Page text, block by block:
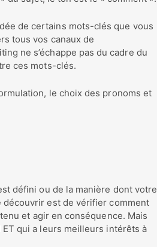
de certains mots-clés que vous
tous vos canaux de
ne s’échappe pas du cadre du
ces mots-clés.
le choix des pronoms et
défini ou de la manière dont votre
découvrir est de vérifier comment
et agir en conséquence. Mais
qui a leurs meilleurs intérêts à